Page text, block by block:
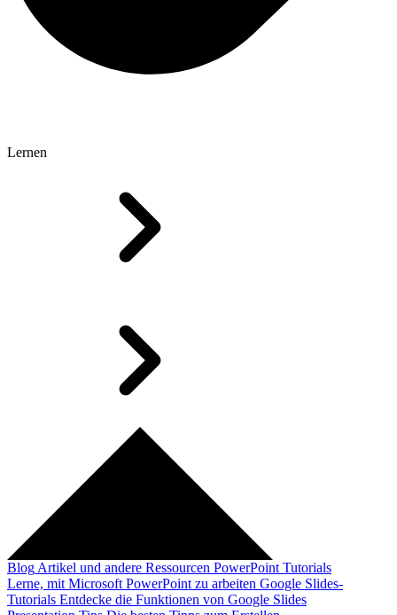
Lernen
Blog Artikel und andere Ressourcen PowerPoint Tutorials
Lerne, mit Microsoft PowerPoint zu arbeiten Google Slides-
Tutorials Entdecke die Funktionen von Google Slides